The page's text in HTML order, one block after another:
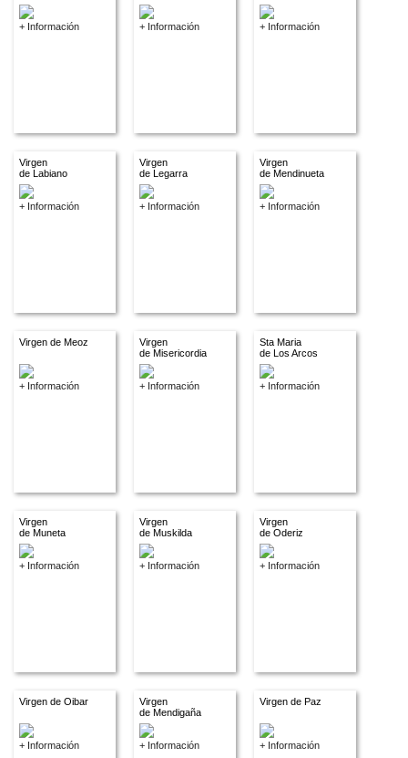
+ Información + Información + Información
Virgen
de Labiano
+ Información
Virgen
de Legarra
+ Información
Virgen
de Mendinueta
+ Información
Virgen de Meoz
+ Información
Virgen
de Misericordia
+ Información
Sta Maria
de Los Arcos
+ Información
Virgen
de Muneta
+ Información
Virgen
de Muskilda
+ Información
Virgen
de Oderiz
+ Información
Virgen de Oibar
+ Información
Virgen
de Mendigaña
+ Información
Virgen de Paz
+ Información